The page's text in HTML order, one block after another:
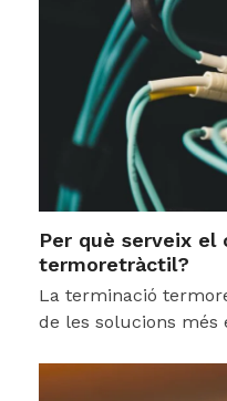
Per què serveix el
termoretràctil?
La terminació
de les solucions